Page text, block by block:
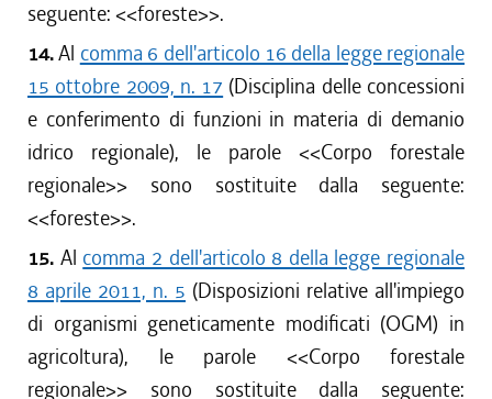
seguente: <<foreste>>.
14.Al comma 6 dell'articolo 16 della legge regionale
15 ottobre 2009, n. 17 (Disciplina delle concessioni
e conferimento di funzioni in materia di demanio
idrico regionale), le parole <<Corpo forestale
regionale>> sono sostituite dalla seguente:
<<foreste>>.
15. Al comma 2 dell'articolo 8 della legge regionale
8 aprile 2011, n. 5 (Disposizioni relative all'impiego
di organismi geneticamente modificati (OGM) in
agricoltura), le parole <<Corpo forestale
regionale>> sono sostituite dalla seguente: